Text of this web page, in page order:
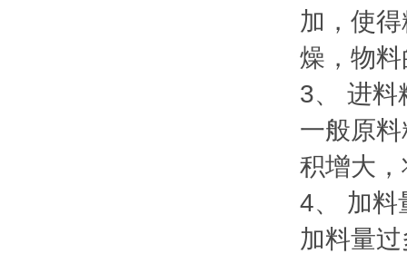
加，使
燥，物
3、 进料
一般原
积增大
4、 加料
加料量